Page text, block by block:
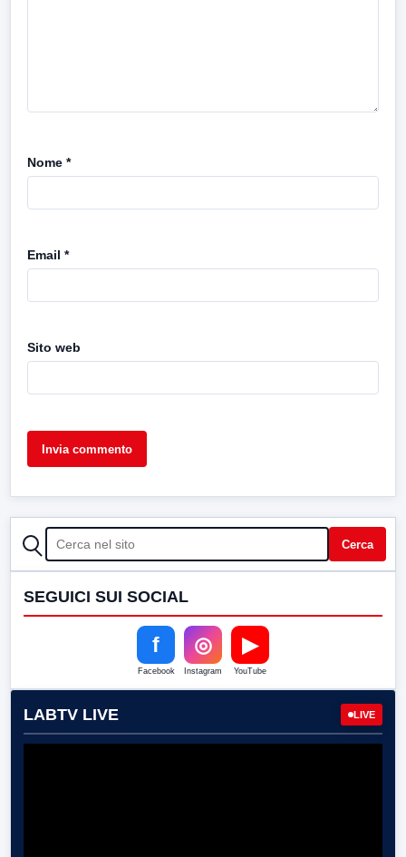
Nome *
Email *
Sito web
CERCA Cerca
SEGUICI SUI SOCIAL
f
Facebook
◎
Instagram
▶
YouTube
LABTV LIVE LIVE